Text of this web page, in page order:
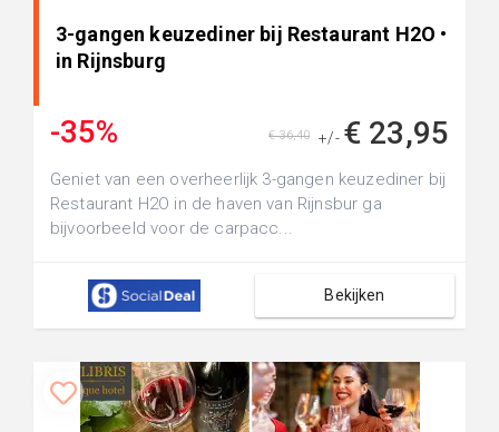
3-gangen keuzediner bij Restaurant H2O •
in Rijnsburg
-35% +/- € 23,95
€ 36,40
Geniet van een overheerlijk 3-gangen keuzediner bij
Restaurant H2O in de haven van Rijnsbur ga
bijvoorbeeld voor de carpacc...
Bekijken